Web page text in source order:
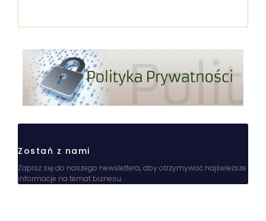
Zostań z nami
Zapisz się do naszego newslettera, aby otrzymywać najświeższe
informacje na temat biznesu.